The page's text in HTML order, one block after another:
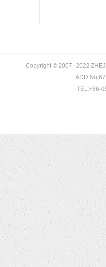
Copyright © 2007--2022
TEL:+86-